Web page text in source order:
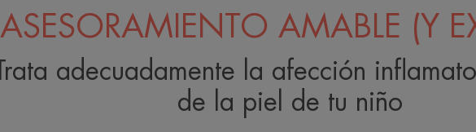
ASESORAMIENTO AMABLE (Y
Trata adecuadamente la afección
de la piel de tu niño